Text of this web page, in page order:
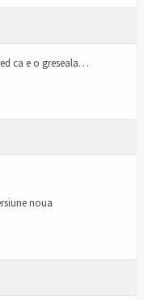
ca e o greseala…
noua